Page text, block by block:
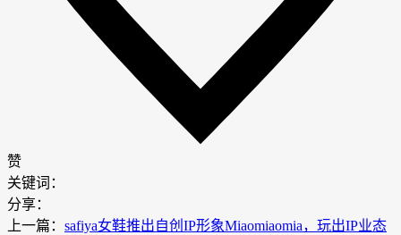
赞
关键词：
分享：
上一篇： safiya女鞋推出自创IP形象Miaomiaomia，玩出IP业态